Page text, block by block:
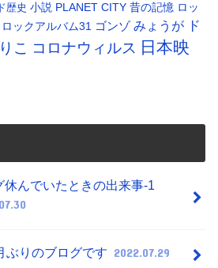
歴史 小説 PLANET CITY 昔の記憶 ロッ
ロックアルバム31 ゴンゾ みょうが
ド
こ コロナウィルス 日本映
休んでいたときの出来事-1
ぶりのブログです 2022.07.29